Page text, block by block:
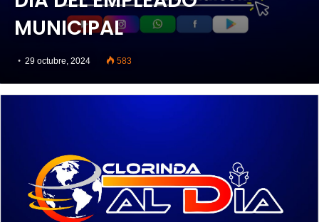
MUNICIPAL
29 octubre, 2024 583